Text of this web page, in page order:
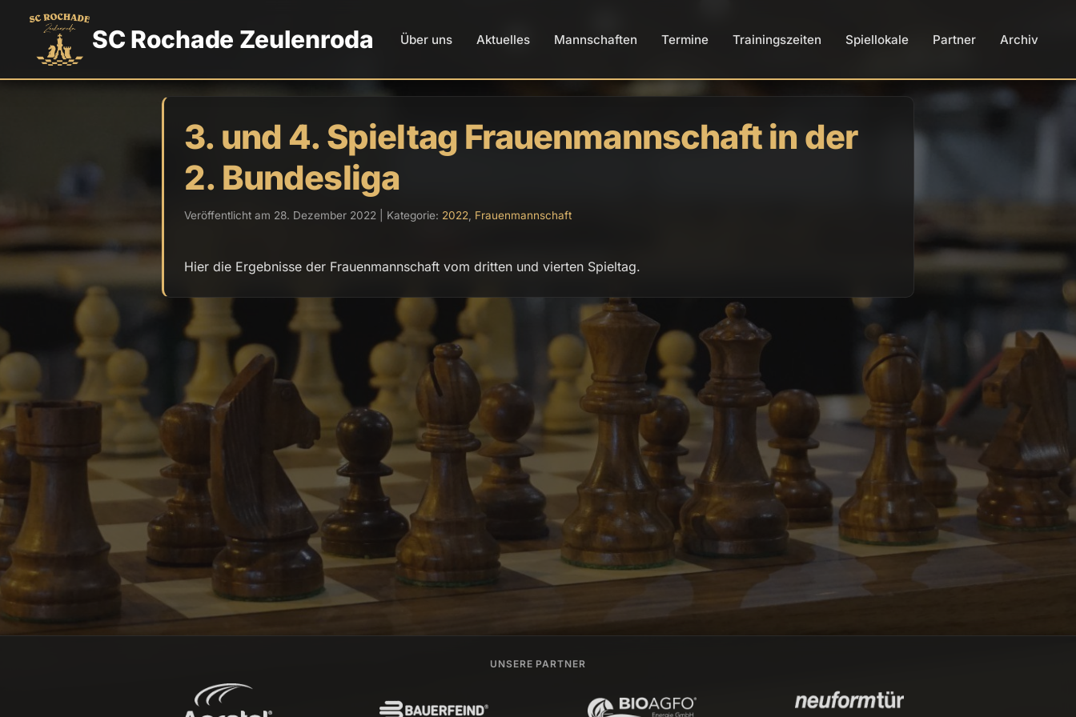
SC Rochade Zeulenroda Über uns Aktuelles Mannschaften Termine Trainingszeiten Spiellokale Partner Archiv
3. und 4. Spieltag Frauenmannschaft in der
2. Bundesliga
Veröffentlicht am 28. Dezember 2022 | Kategorie: 2022 Frauenmannschaft
Hier die Ergebnisse der Frauenmannschaft vom dritten und vierten Spieltag.
UNSERE PARTNER